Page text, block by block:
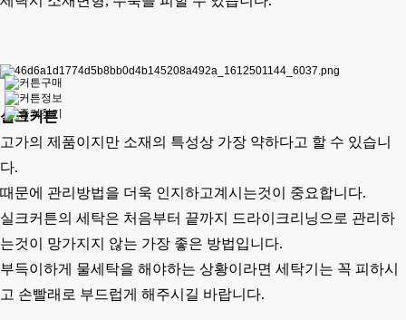
실크커튼
고가의 제품이지만 소재의 특성상 가장 약하다고 할 수 있습니
다.
때문에 관리방법을 더욱 인지하고계시는것이 중요합니다.
실크커튼의 세탁은 처음부터 끝까지 드라이크리닝으로 관리하
는것이 망가지지 않는 가장 좋은 방법입니다.
부득이하게 물세탁을 해야하는 상황이라면 세탁기는 꼭 피하시
고 손빨래로 부드럽게 해주시길 바랍니다.